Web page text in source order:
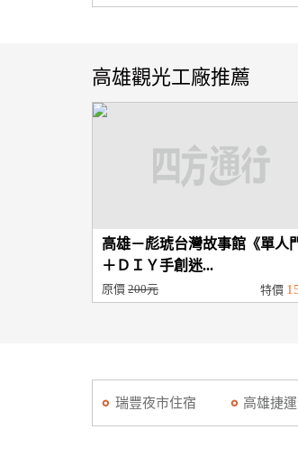
高雄觀光工廠推薦
高雄－彪琥台灣故事館《單人
＋ＤＩＹ手創迷...
原價 200元 特價
瑞豐夜市住宿 高雄捷